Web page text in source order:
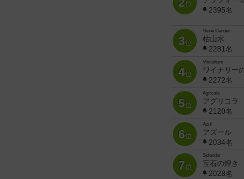
位
2395名
3位
Stone Garden
枯山水
2281名
4位
Viticulture
ワイナリー
2272名
5位
Agricola
アグリコラ
2120名
6位
Azul
アズール
2034名
7位
Splendor
宝石の煌き
2028名